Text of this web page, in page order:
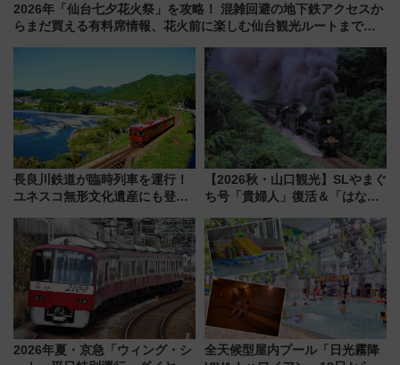
2026年「仙台七夕花火祭」を攻略！ 混雑回避の地下鉄アクセスか
らまだ買える有料席情報、花火前に楽しむ仙台観光ルートまで解
長良川鉄道が臨時列車を運行！
ユネスコ無形文化遺産にも登録
に 乗車には予約が必要
【2026秋・山口観光】SLやまぐ
ち号「貴婦人」復活＆「はなあ
注目観光列車まとめ きっぷの取
り方は？
2026年夏・京急「ウィング・シ
全天候型屋内プール「日光霧降